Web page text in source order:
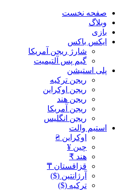
صفحه نخست
وبلاگ
بازی
ایکس باکس
شارژ ریجن آمریکا
گیم پس آلتیمیت
پلی استیشن
ریجن ترکیه
ریجن اوکراین
ریجن هند
ریجن آمریکا
ریجن انگلیس
استیم والت
اوکراین ₴
چین ¥
هند ₹
قزاقستان ₸
آرژانتین ($)
ترکیه ($)